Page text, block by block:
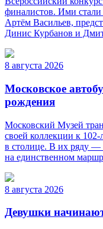
финалистов. Ими
Артём Васильев,
Динис Курбанов и
8 августа 2026
Московское
рождения
Московский Музей
своей коллекции к
в столице. В их ряду —
на единственном
8 августа 2026
Девушки